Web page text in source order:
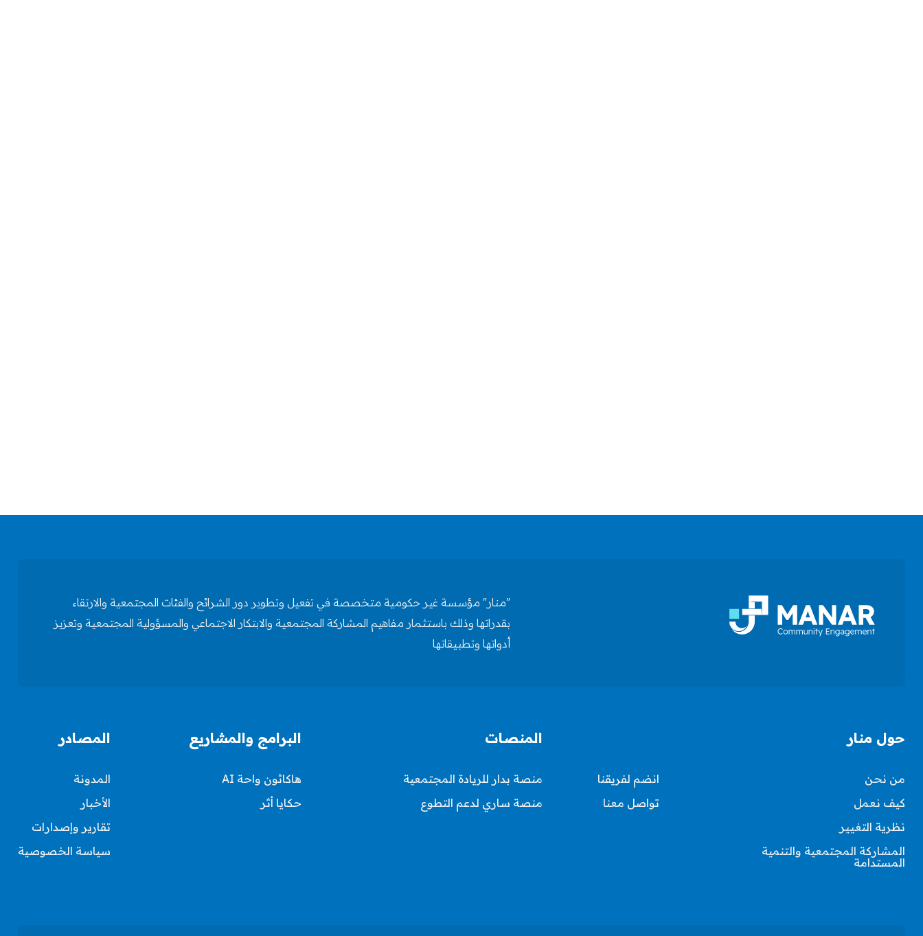
"منار" مؤسسة غير حكومية متخصصة في تفعيل وتطوير دور الشرائح والفئات المجتمعية والارتقاء
بقدراتها وذلك باستثمار مفاهيم المشاركة المجتمعية والابتكار الاجتماعي والمسؤولية المجتمعية وتعزيز
أدواتها وتطبيقاتها
حول منار
من نحن
كيف نعمل
نظرية التغيير
المشاركة المجتمعية والتنمية
المستدامة
انضم لفريقنا
تواصل معنا
المنصات
منصة بدار للريادة المجتمعية
منصة ساري لدعم التطوع
البرامج والمشاريع
هاكاثون واحة AI
حكايا أثر
المصادر
المدونة
الأخبار
تقارير وإصدارات
سياسة الخصوصية